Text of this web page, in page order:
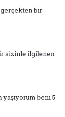
bir
sizinle ilgilenen
beni 5